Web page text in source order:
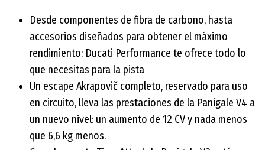
Desde componentes de fibra de carbono, hasta
accesorios diseñados para obtener el máximo
rendimiento: Ducati Performance te ofrece todo lo
que necesitas para la pista
Un escape Akrapovič completo, reservado para uso
en circuito, lleva las prestaciones de la Panigale V4 a
un nuevo nivel: un aumento de 12 CV y nada menos
que 6,6 kg menos.